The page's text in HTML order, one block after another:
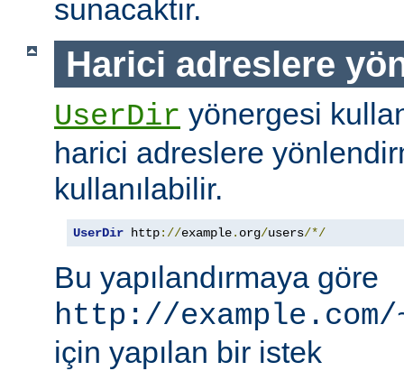
sunacaktır.
Harici adreslere
UserDir yönergesi
harici adreslere
kullanılabilir.
UserDir http://example. org/users/*/
Bu yapılandırmaya göre
http://example.com/
için yapılan bir istek